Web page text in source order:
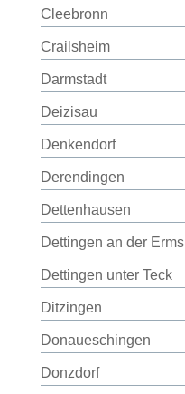
Cleebronn
Crailsheim
Darmstadt
Deizisau
Denkendorf
Derendingen
Dettenhausen
Dettingen an der Erms
Dettingen unter Teck
Ditzingen
Donaueschingen
Donzdorf